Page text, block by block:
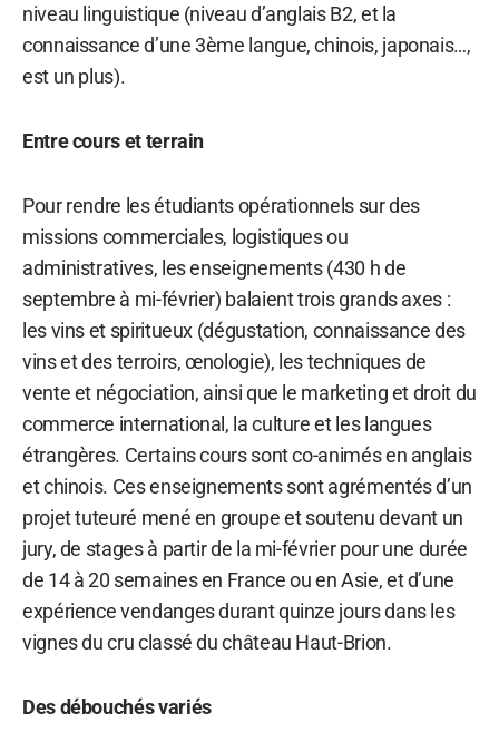
niveau linguistique (niveau d’anglais B2, et la
connaissance d’une 3ème langue, chinois, japonais…,
est un plus).
Entre cours et terrain
Pour rendre les étudiants opérationnels sur des
missions commerciales, logistiques ou
administratives, les enseignements (430 h de
septembre à mi-février) balaient trois grands axes :
les vins et spiritueux (dégustation, connaissance des
vins et des terroirs, œnologie), les techniques de
vente et négociation, ainsi que le marketing et droit du
commerce international, la culture et les langues
étrangères. Certains cours sont co-animés en anglais
et chinois. Ces enseignements sont agrémentés d’un
projet tuteuré mené en groupe et soutenu devant un
jury, de stages à partir de la mi-février pour une durée
de 14 à 20 semaines en France ou en Asie, et d’une
expérience vendanges durant quinze jours dans les
vignes du cru classé du château Haut-Brion.
Des débouchés variés